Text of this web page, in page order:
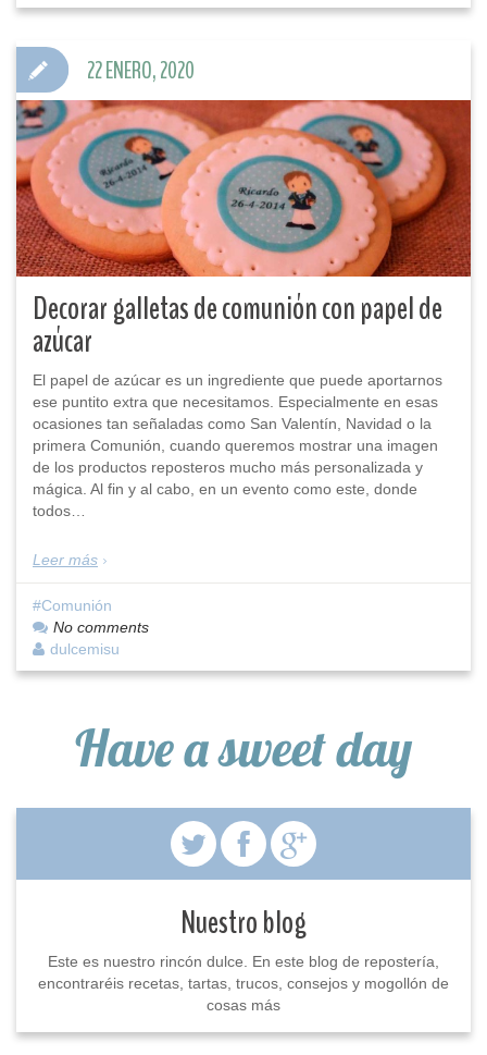
Decorar galletas de comunión con papel de
azúcar
El papel de azúcar es un ingrediente que puede aportarnos
ese puntito extra que necesitamos. Especialmente en esas
ocasiones tan señaladas como San Valentín, Navidad o la
primera Comunión, cuando queremos mostrar una imagen
de los productos reposteros mucho más personalizada y
mágica. Al fin y al cabo, en un evento como este, donde
todos…
Leer más
22 ENERO, 2020
Comunión
No comments
dulcemisu
Have a sweet day
Nuestro blog
Este es nuestro rincón dulce. En este blog de repostería,
encontraréis recetas, tartas, trucos, consejos y mogollón de
cosas más